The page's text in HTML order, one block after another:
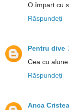
O împart cu
Răspundeți
Pentru dive
Cea cu
Răspundeți
Anca Cristea